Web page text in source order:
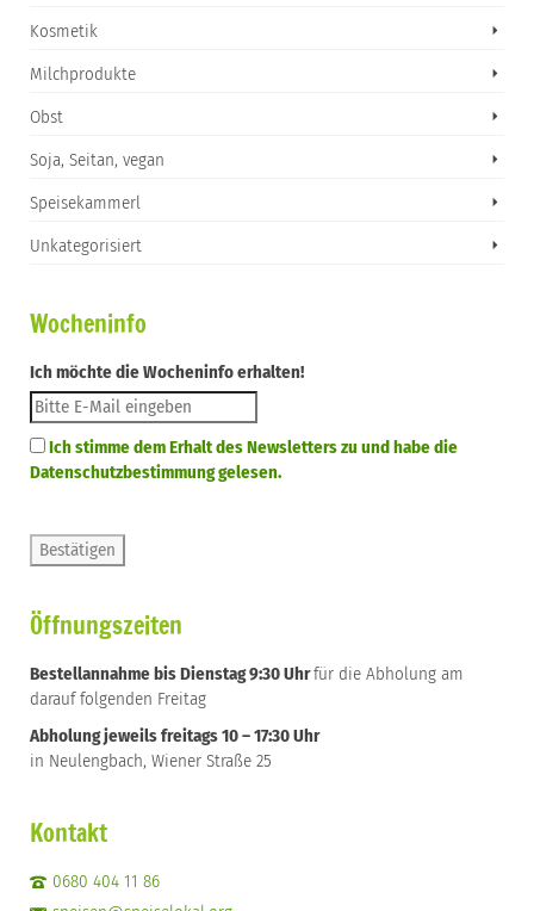
Kosmetik
Milchprodukte
Obst
Soja, Seitan, vegan
Speisekammerl
Unkategorisiert
Wocheninfo
Ich möchte die Wocheninfo erhalten!
Ich stimme dem Erhalt des Newsletters zu und habe die
Datenschutzbestimmung gelesen.
Öffnungszeiten
Bestellannahme bis Dienstag 9:30 Uhrfür die Abholung am
darauf folgenden Freitag
Abholung jeweils freitags 10 – 17:30 Uhr
in Neulengbach, Wiener Straße 25
Kontakt
0680 404 11 86